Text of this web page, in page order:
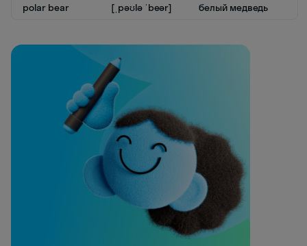
polar bear
[ˌpəʊlə ˈbeər] белый медведь